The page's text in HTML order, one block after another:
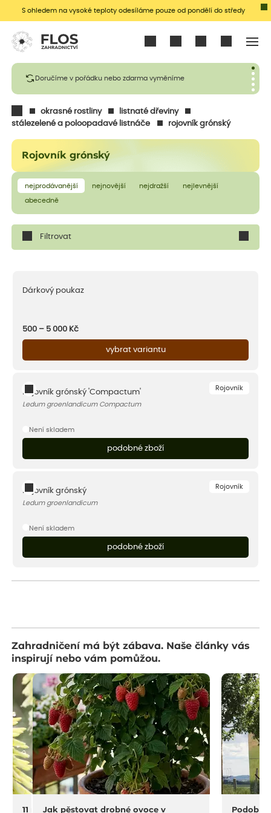
S ohledem na vysoké teploty odesíláme pouze od pondělí do středy
Doručíme v pořádku nebo zdarma vyměníme
okrasné rostliny
listnaté dřeviny
stálezelené a poloopadavé listnáče
rojovník grónský
Rojovník grónský
nejprodávanější nejnovější nejdražší nejlevnější
abecedně
Filtrovat
Dárkový poukaz
500 – 5 000 Kč
vybrat variantu
Rojovník
Rojovník grónský 'Compactum'
Ledum groenlandicum Compactum
Není skladem
podobné zboží
Rojovník
Rojovník grónský
Ledum groenlandicum
Není skladem
podobné zboží
Zahradničení má být zábava. Naše články vás
inspirují nebo vám pomůžou.
11 na rostliny do sucha a horka
Jak pěstovat drobné ovoce v